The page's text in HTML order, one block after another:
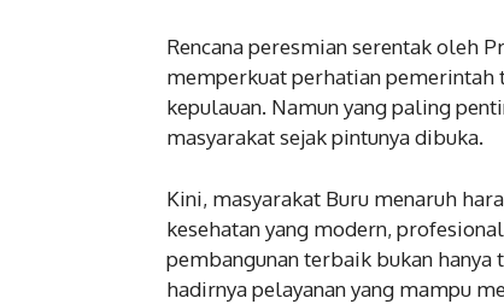
Rencana peresmian serentak oleh
memperkuat perhatian pemerintah
kepulauan. Namun yang paling
masyarakat sejak pintunya dibuka.
Kini, masyarakat Buru menaruh
kesehatan yang modern,
pembangunan terbaik bukan
hadirnya pelayanan yang mampu